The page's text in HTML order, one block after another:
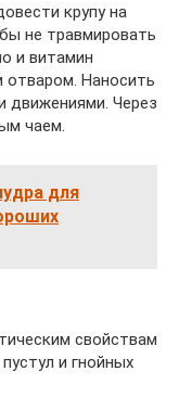
крупу на
не травмировать
и витамин
Наносить
движениями. Через
чаем.
для
свойствам
и гнойных